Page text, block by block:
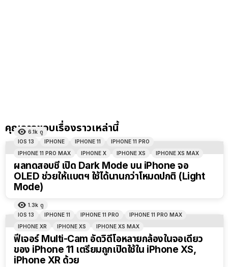
คุณอาจชอบเรื่องราวเหล่านี้
6.1k ดู
IOS 13
IPHONE IPHONE 11
IPHONE 11 PRO
IPHONE 11 PRO MAX
IPHONE X IPHONE XS IPHONE XS MAX
ผลทดสอบชี้ เปิด Dark Mode บน iPhone จอ
OLED ช่วยให้แบตฯ ใช้ได้นานกว่าโหมดปกติ (Light
Mode)
1.3k ดู
IOS 13
IPHONE 11 IPHONE 11 PRO
IPHONE 11 PRO MAX
IPHONE XR
IPHONE XS IPHONE XS MAX
ฟีเจอร์ Multi-Cam อัดวิดีโอหลายกล้องในจอเดียว
ของ iPhone 11 เตรียมถูกเปิดใช้ใน iPhone XS,
iPhone XR ด้วย